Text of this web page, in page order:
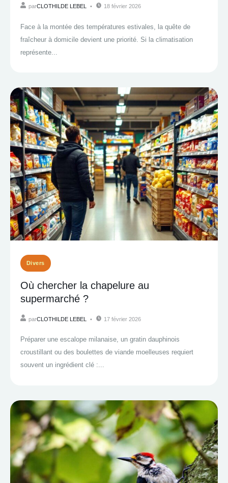
parCLOTHILDE LEBEL 18 février 2026
Face à la montée des températures estivales, la quête de
fraîcheur à domicile devient une priorité. Si la climatisation
représente...
Divers
Où chercher la chapelure au
supermarché ?
parCLOTHILDE LEBEL 17 février 2026
Préparer une escalope milanaise, un gratin dauphinois
croustillant ou des boulettes de viande moelleuses requiert
souvent un ingrédient clé :...